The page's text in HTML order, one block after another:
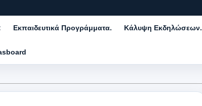
Εκπαιδευτικά Προγράμματα. Κάλυψη Εκδηλώσεων.